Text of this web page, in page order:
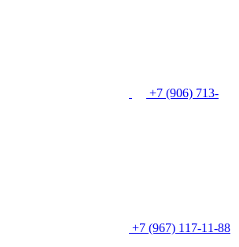
+7 (906) 713-
+7 (967) 117-11-88